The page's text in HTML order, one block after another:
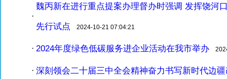
·
魏丙新在进行重点提案办理督办时强调 发挥饶河
先行试点 2024-10-21 07:04:21
· 2024年度绿色低碳服务进企业活动在我市举办
· 深刻领会二十届三中全会精神奋力书写新时代边